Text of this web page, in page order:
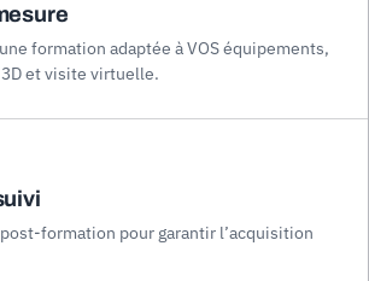
formation adaptée à VOS équipements,
et visite virtuelle.
formation pour garantir l’acquisition